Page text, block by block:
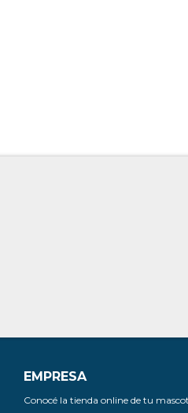
EMPRESA
Conocé la tienda online de tu